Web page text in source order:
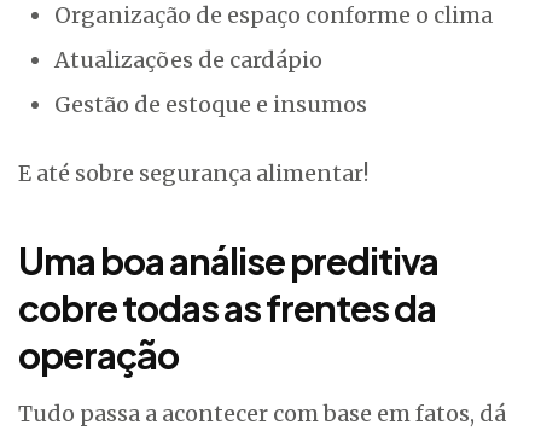
Organização de espaço conforme o clima
Atualizações de cardápio
Gestão de estoque e insumos
E até sobre segurança alimentar!
Uma boa análise preditiva
cobre todas as frentes da
operação
Tudo passa a acontecer com base em fatos, dá